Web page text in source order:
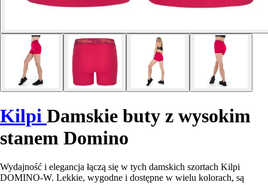
Kilpi Damskie buty z wysokim
stanem Domino
Wydajność i elegancja łączą się w tych damskich szortach Kilpi
DOMINO-W. Lekkie, wygodne i dostępne w wielu kolorach, są